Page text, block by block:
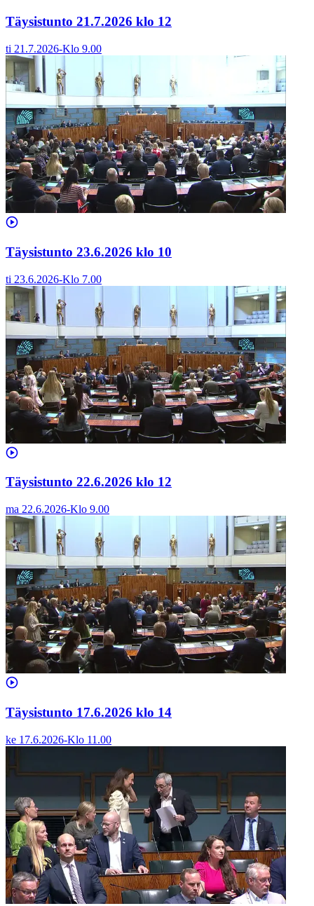
Täysistunto 21.7.2026 klo 12
ti 21.7.2026-Klo 9.00
Täysistunto 23.6.2026 klo 10
ti 23.6.2026-Klo 7.00
Täysistunto 22.6.2026 klo 12
ma 22.6.2026-Klo 9.00
Täysistunto 17.6.2026 klo 14
ke 17.6.2026-Klo 11.00